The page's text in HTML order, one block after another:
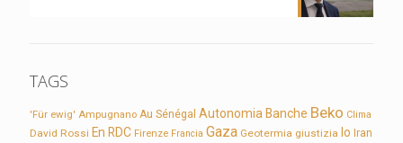
TAGS
'Für ewig' Ampugnano Au Sénégal Autonomia Banche Beko Clima
David Rossi En RDC Firenze Francia Gaza Geotermia giustizia Io Iran